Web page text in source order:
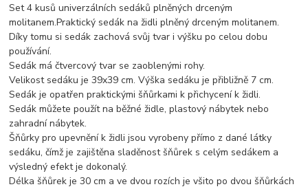
Set 4 kusů univerzálních sedáků plněných drceným
molitanem.Praktický sedák na židli plněný drceným molitanem.
Díky tomu si sedák zachová svůj tvar i výšku po celou dobu
používání.
Sedák má čtvercový tvar se zaoblenými rohy.
Velikost sedáku je 39x39 cm. Výška sedáku je přibližně 7 cm.
Sedák je opatřen praktickými šňůrkami k přichycení k židli.
Sedák můžete použít na běžné židle, plastový nábytek nebo
zahradní nábytek.
Šňůrky pro upevnění k židli jsou vyrobeny přímo z dané látky
sedáku, čímž je zajištěna sladěnost šňůrek s celým sedákem a
výsledný efekt je dokonalý.
Délka šňůrek je 30 cm a ve dvou rozích je všito po dvou šňůrkách